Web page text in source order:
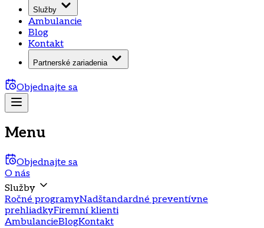
Služby
Ambulancie
Blog
Kontakt
Partnerské zariadenia
Objednajte sa
Menu
Objednajte sa
O nás
Služby
Ročné programyNadštandardné preventívne
prehliadkyFiremní klienti
AmbulancieBlogKontakt